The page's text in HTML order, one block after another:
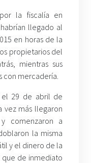
la fiscalía en
llegado al
en horas de la
propietarios del
mientras sus
con mercadería.
el 29 de abril de
vez más llegaron
comenzaron a
la misma
y el dinero de la
de inmediato